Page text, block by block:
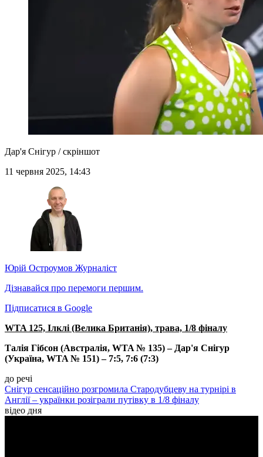
Дар'я Снігур / скріншот
11 червня 2025, 14:43
Юрій Остроумов Журналіст
Дізнавайся про перемоги першим.
Підписатися в Google
WTA 125, Ілклі (Велика Британія), трава, 1/8 фіналу
Талія Гібсон (Австралія, WTA № 135) – Дар'я Снігур
(Україна, WTA № 151) – 7:5, 7:6 (7:3)
до речі
Снігур сенсаційно розгромила Стародубцеву на турнірі в
Англії – українки розіграли путівку в 1/8 фіналу
відео дня